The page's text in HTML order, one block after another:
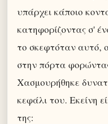
υπάρχει κάποιο
κατηφορίζοντας σ'
το σκεφτόταν αυτό,
στην πόρτα
Χασμουρήθηκε
κεφάλι του. Εκείνη
της: